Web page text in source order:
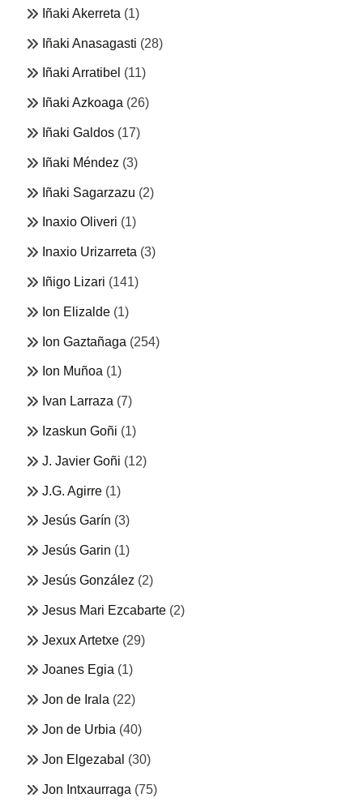
Iñaki Akerreta (1)
Iñaki Anasagasti (28)
Iñaki Arratibel (11)
Iñaki Azkoaga (26)
Iñaki Galdos (17)
Iñaki Méndez (3)
Iñaki Sagarzazu (2)
Inaxio Oliveri (1)
Inaxio Urizarreta (3)
Iñigo Lizari (141)
Ion Elizalde (1)
Ion Gaztañaga (254)
Ion Muñoa (1)
Ivan Larraza (7)
Izaskun Goñi (1)
J. Javier Goñi (12)
J.G. Agirre (1)
Jesús Garín (3)
Jesús Garin (1)
Jesús González (2)
Jesus Mari Ezcabarte (2)
Jexux Artetxe (29)
Joanes Egia (1)
Jon de Irala (22)
Jon de Urbia (40)
Jon Elgezabal (30)
Jon Intxaurraga (75)